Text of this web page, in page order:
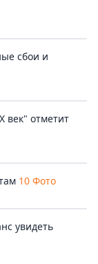
сбои и
век" отметит
10 Фото
увидеть